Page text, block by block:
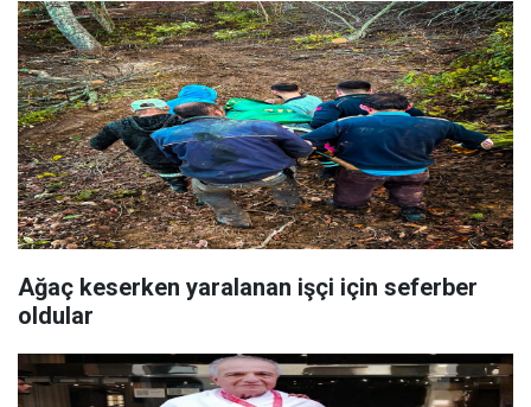
Ağaç keserken yaralanan işçi için seferber
oldular